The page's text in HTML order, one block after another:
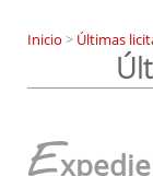
Inicio > Últimas
E